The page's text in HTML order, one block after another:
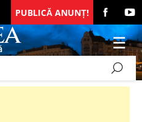
PUBLICĂ ANUNȚ!